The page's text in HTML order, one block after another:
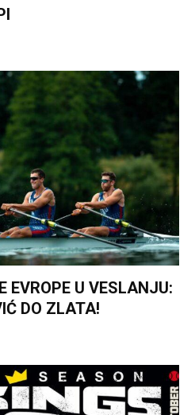
EVROPE U VESLANJU:
DO ZLATA!